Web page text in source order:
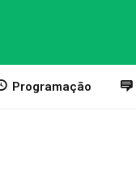
Programação